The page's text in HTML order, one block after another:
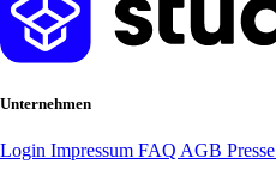
Unternehmen
Login Impressum FAQ AGB Presse